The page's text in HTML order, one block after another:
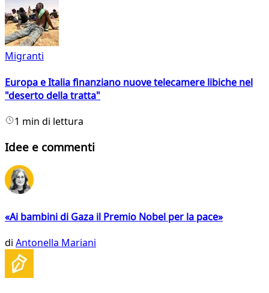
Migranti
Europa e Italia finanziano nuove telecamere libiche nel
"deserto della tratta"
1 min di lettura
Idee e commenti
«Ai bambini di Gaza il Premio Nobel per la pace»
di Antonella Mariani